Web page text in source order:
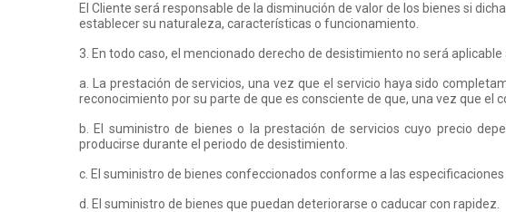
El Cliente será responsable de la disminución de valor de los bienes si
establecer su naturaleza, características o funcionamiento.
3. En todo caso, el mencionado derecho de desistimiento no será
a. La prestación de servicios, una vez que el servicio haya sido
reconocimiento por su parte de que es consciente de que, una vez que
b. El suministro de bienes o la prestación de servicios cuyo precio
producirse durante el periodo de desistimiento.
c. El suministro de bienes confeccionados conforme a las
d. El suministro de bienes que puedan deteriorarse o caducar con rapidez.